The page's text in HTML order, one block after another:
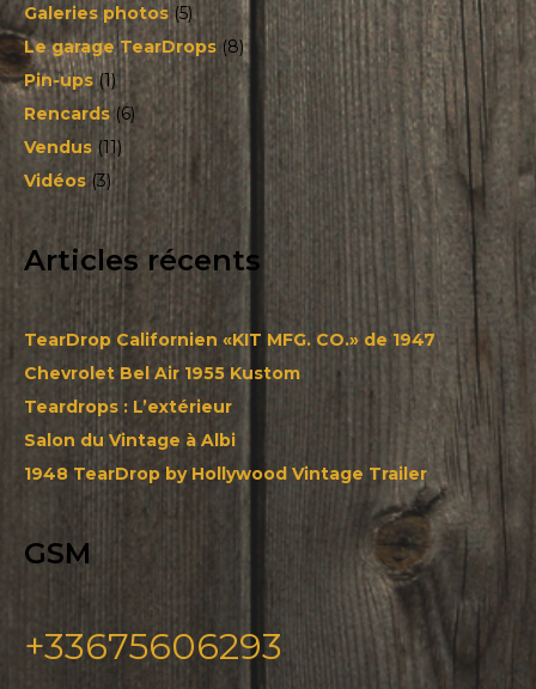
Galeries photos (5)
Le garage TearDrops (8)
Pin-ups (1)
Rencards(6)
Vendus (11)
Vidéos(3)
Articles récents
TearDrop Californien «KIT MFG. CO.» de 1947
Chevrolet Bel Air 1955 Kustom
Teardrops : L’extérieur
Salon du Vintage à Albi
1948 TearDrop by Hollywood Vintage Trailer
GSM
+33675606293